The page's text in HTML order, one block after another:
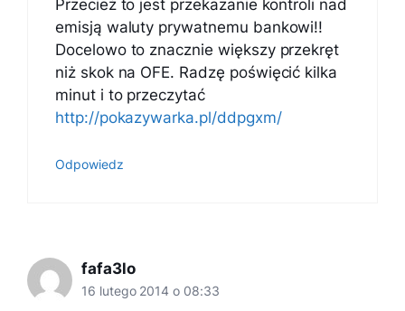
Przecież to jest przekazanie kontroli nad
emisją waluty prywatnemu bankowi!!
Docelowo to znacznie większy przekręt
niż skok na OFE. Radzę poświęcić kilka
minut i to przeczytać
http://pokazywarka.pl/ddpgxm/
Odpowiedz
fafa3lo
16 lutego 2014 o 08:33